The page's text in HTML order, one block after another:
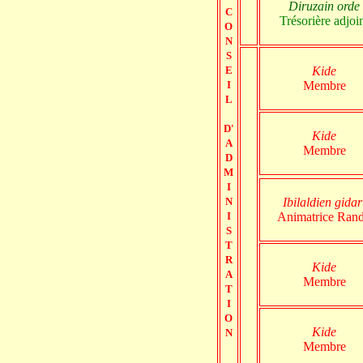
C
O
N
S
E
I
L
D'
A
D
M
I
N
I
S
T
R
A
T
I
O
N
Diruzain orde
Trésorière
Kide
Membre
Kide
Membre
Ibilaldien
Animatrice
Kide
Membre
Kide
Membre